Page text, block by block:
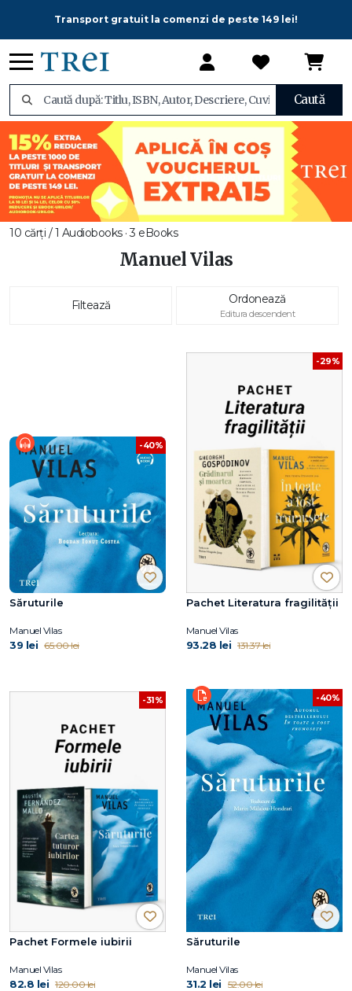
Transport gratuit la comenzi de peste 149 lei!
Caută
10 cărți / 1 Audiobooks · 3 eBooks
Manuel Vilas
Filtează Ordonează
Editura descendent
-40%
Săruturile
Manuel Vilas
39 lei 65.00 lei
-29%
Pachet Literatura fragilității
Manuel Vilas
93.28 lei 131.37 lei
-31%
Pachet Formele iubirii
Manuel Vilas
82.8 lei 120.00 lei
-40%
Săruturile
Manuel Vilas
31.2 lei 52.00 lei